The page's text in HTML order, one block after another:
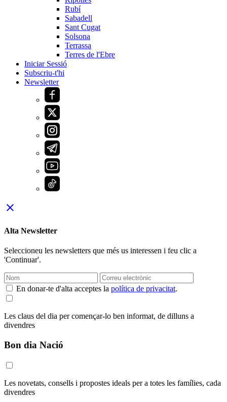
Rubí
Sabadell
Sant Cugat
Solsona
Terrassa
Terres de l'Ebre
Iniciar Sessió
Subscriu-t'hi
Newsletter
close
Alta Newsletter
Seleccioneu les newsletters que més us interessen i feu clic a
'Continuar'.
En donar-te d'alta acceptes la política de privacitat.
Les claus del dia per començar-lo ben informat, de dilluns a
divendres
Bon dia Nació
Les novetats, consells i propostes ideals per a totes les famílies, cada
divendres